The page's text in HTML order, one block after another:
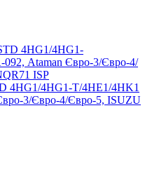
4HG1/4HG1-T/4HE1/4HK1
3/Євро-4/Євро-5, ISUZU